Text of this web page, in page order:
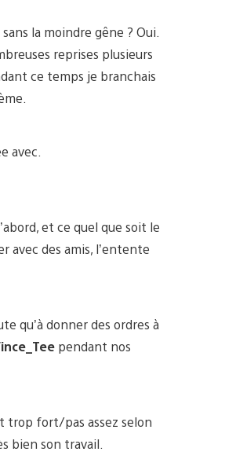
la moindre gêne ? Oui.
reprises plusieurs
ce temps je branchais
avec.
et ce quel que soit le
avec des amis, l’entente
qu’à donner des ordres à
pendant nos
trop fort/pas assez selon
bien son travail.